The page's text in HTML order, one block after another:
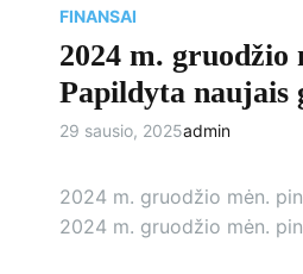
FINANSAI
2024 m.
Papildyta naujais
29 sausio, 2025admin
2024 m. gruodžio mėn.
2024 m. gruodžio mėn.